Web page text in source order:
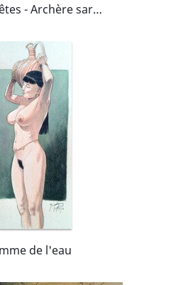
Reconquêtes - Archère sarmate
de l'eau